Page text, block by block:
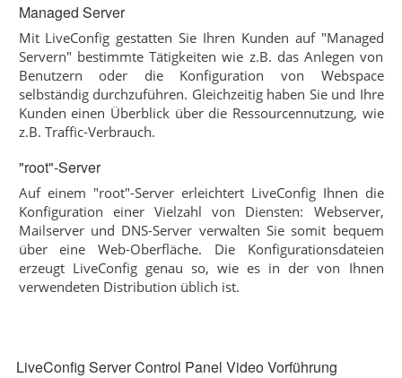
Managed Server
Mit LiveConfig gestatten Sie Ihren Kunden auf "Managed
Servern" bestimmte Tätigkeiten wie z.B. das Anlegen von
Benutzern oder die Konfiguration von Webspace
selbständig durchzuführen. Gleichzeitig haben Sie und Ihre
Kunden einen Überblick über die Ressourcennutzung, wie
z.B. Traffic-Verbrauch.
"root"-Server
Auf einem "root"-Server erleichtert LiveConfig Ihnen die
Konfiguration einer Vielzahl von Diensten: Webserver,
Mailserver und DNS-Server verwalten Sie somit bequem
über eine Web-Oberfläche. Die Konfigurationsdateien
erzeugt LiveConfig genau so, wie es in der von Ihnen
verwendeten Distribution üblich ist.
LiveConfig Server Control Panel Video Vorführung